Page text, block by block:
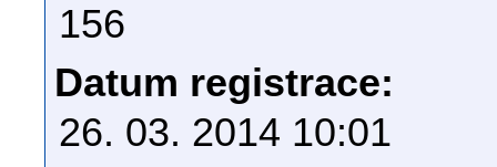
156
Datum registrace:
26. 03. 2014 10:01